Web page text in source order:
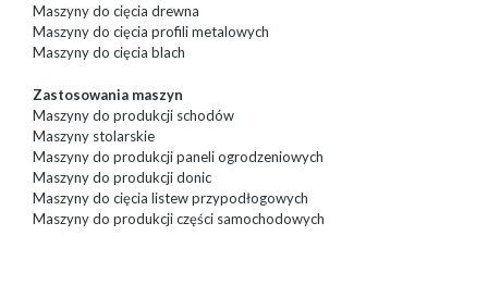
Maszyny do cięcia drewna
Maszyny do cięcia profili metalowych
Maszyny do cięcia blach
Zastosowania maszyn
Maszyny do produkcji schodów
Maszyny stolarskie
Maszyny do produkcji paneli ogrodzeniowych
Maszyny do produkcji donic
Maszyny do cięcia listew przypodłogowych
Maszyny do produkcji części samochodowych